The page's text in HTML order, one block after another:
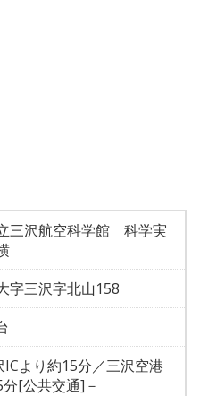
三沢航空科学館 科学実
字三沢字北山158
より約15分／三沢空港
[公共交通]－